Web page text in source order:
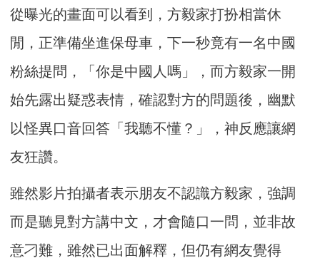
從曝光的畫面可以看到，方毅家打扮相當休
閒，正準備坐進保母車，下一秒竟有一名中國
粉絲提問，「你是中國人嗎」，而方毅家一開
始先露出疑惑表情，確認對方的問題後，幽默
以怪異口音回答「我聽不懂？」，神反應讓網
友狂讚。
雖然影片拍攝者表示朋友不認識方毅家，強調
而是聽見對方講中文，才會隨口一問，並非故
意刁難，雖然已出面解釋，但仍有網友覺得